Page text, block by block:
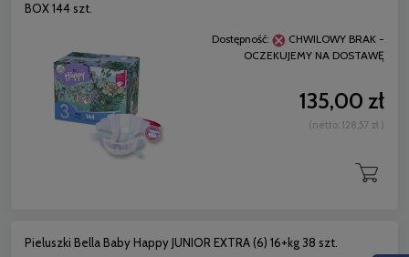
BOX 144 szt.
Dostępność:
CHWILOWY BRAK -
OCZEKUJEMY NA DOSTAWĘ
135,00 zł
(netto: 128,57 zł )
Pieluszki Bella Baby Happy JUNIOR EXTRA (6) 16+kg 38 szt.